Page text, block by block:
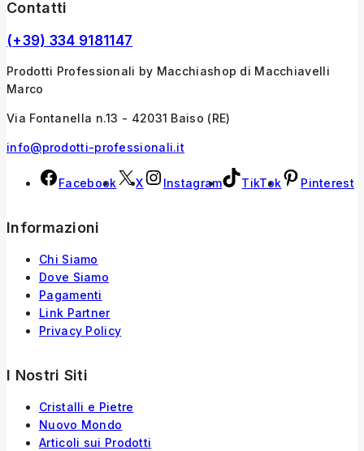
Contatti
(+39) 334 9181147
Prodotti Professionali by Macchiashop di Macchiavelli
Marco
Via Fontanella n.13 - 42031 Baiso (RE)
info@prodotti-professionali.it
Facebook X Instagram TikTok Pinterest
Informazioni
Chi Siamo
Dove Siamo
Pagamenti
Link Partner
Privacy Policy
I Nostri Siti
Cristalli e Pietre
Nuovo Mondo
Articoli sui Prodotti